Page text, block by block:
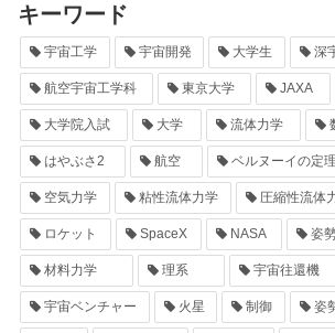
キーワード
宇宙工学 宇宙開発 大学生 深
航空宇宙工学科 東京大学 JAXA
大学院入試 大学 流体力学
はやぶさ2 航空 ベルヌーイの定理
空気力学 粘性流体力学 圧縮性流体
ロケット SpaceX NASA 姿
材料力学 理系 宇宙往還機
宇宙ベンチャー 火星 制御 姿